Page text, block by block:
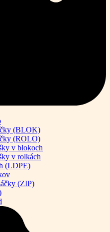
(BLOK)
(ROLO)
v blokoch
v rolkách
(LDPE)
(ZIP)